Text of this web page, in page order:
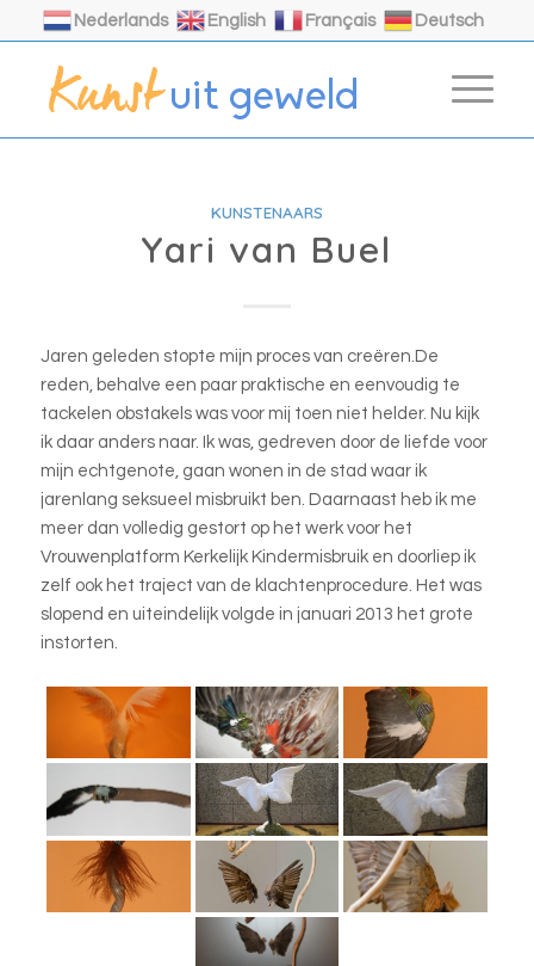
Nederlands English Français Deutsch
KUNSTENAARS
Yari van Buel
Jaren geleden stopte mijn proces van creëren.De
reden, behalve een paar praktische en eenvoudig te
tackelen obstakels was voor mij toen niet helder. Nu kijk
ik daar anders naar. Ik was, gedreven door de liefde voor
mijn echtgenote, gaan wonen in de stad waar ik
jarenlang seksueel misbruikt ben. Daarnaast heb ik me
meer dan volledig gestort op het werk voor het
Vrouwenplatform Kerkelijk Kindermisbruik en doorliep ik
zelf ook het traject van de klachtenprocedure. Het was
slopend en uiteindelijk volgde in januari 2013 het grote
instorten.